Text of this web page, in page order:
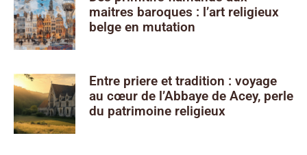
maitres baroques : l’art religieux
belge en mutation
Entre priere et tradition : voyage
au cœur de l’Abbaye de Acey, perle
du patrimoine religieux